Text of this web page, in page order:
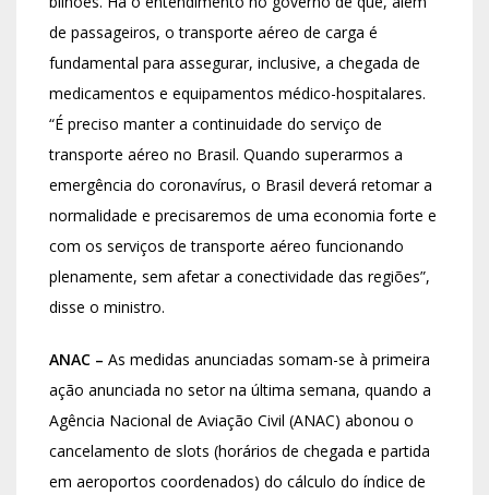
de passageiros, o transporte aéreo de carga é
fundamental para assegurar, inclusive, a chegada de
medicamentos e equipamentos médico-hospitalares.
“É preciso manter a continuidade do serviço de
transporte aéreo no Brasil. Quando superarmos a
emergência do coronavírus, o Brasil deverá retomar a
normalidade e precisaremos de uma economia forte e
com os serviços de transporte aéreo funcionando
plenamente, sem afetar a conectividade das regiões”,
disse o ministro.
ANAC – As medidas anunciadas somam-se à primeira
ação anunciada no setor na última semana, quando a
Agência Nacional de Aviação Civil (ANAC) abonou o
cancelamento de slots (horários de chegada e partida
em aeroportos coordenados) do cálculo do índice de